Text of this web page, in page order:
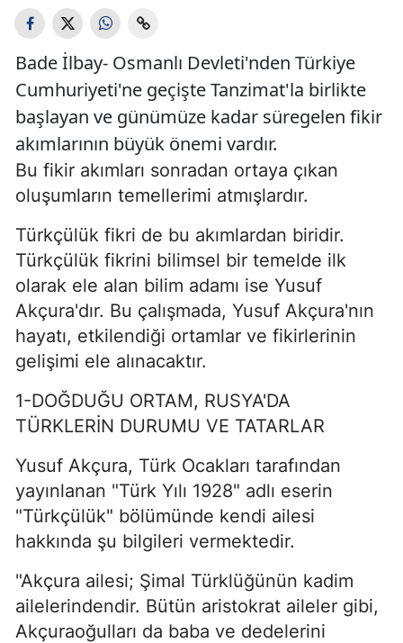
Bade İlbay- Osmanlı Devleti'nden Türkiye
Cumhuriyeti'ne geçişte Tanzimat'la birlikte
başlayan ve günümüze kadar süregelen fikir
akımlarının büyük önemi vardır.
Bu fikir akımları sonradan ortaya çıkan
oluşumların temellerimi atmışlardır.
Türkçülük fikri de bu akımlardan biridir.
Türkçülük fikrini bilimsel bir temelde ilk
olarak ele alan bilim adamı ise Yusuf
Akçura'dır. Bu çalışmada, Yusuf Akçura'nın
hayatı, etkilendiği ortamlar ve fikirlerinin
gelişimi ele alınacaktır.
1-DOĞDUĞU ORTAM, RUSYA'DA
TÜRKLERİN DURUMU VE TATARLAR
Yusuf Akçura, Türk Ocakları tarafından
yayınlanan "Türk Yılı 1928" adlı eserin
"Türkçülük" bölümünde kendi ailesi
hakkında şu bilgileri vermektedir.
"Akçura ailesi; Şimal Türklüğünün kadim
ailelerindendir. Bütün aristokrat aileler gibi,
Akçuraoğulları da baba ve dedelerini